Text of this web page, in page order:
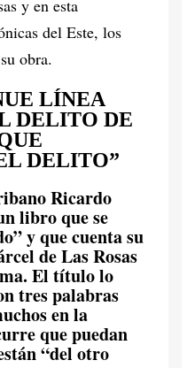
y en esta
del Este, los
obra.
LÍNEA
DELITO DE
DELITO”
Ricardo
libro que se
y que cuenta su
de Las Rosas
El título lo
tres palabras
en la
que puedan
“del otro